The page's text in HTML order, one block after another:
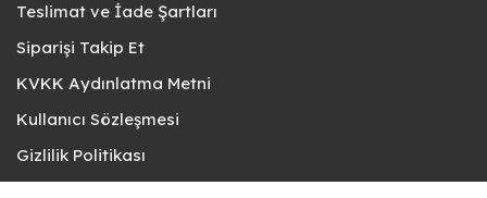
Teslimat ve İade Şartları
Siparişi Takip Et
KVKK Aydınlatma Metni
Kullanıcı Sözleşmesi
Gizlilik Politikası